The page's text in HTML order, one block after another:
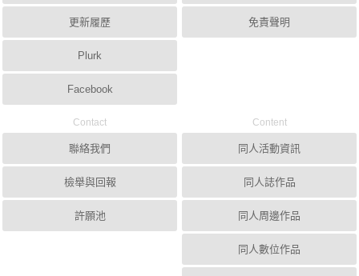
更新履歷
Plurk
Facebook
免責聲明
Contact
聯絡我們
檢舉與回報
許願池
Content
同人活動資訊
同人誌作品
同人周邊作品
同人數位作品